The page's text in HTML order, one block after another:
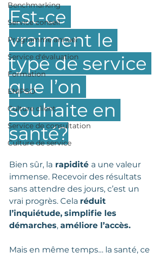
Benchmarking
Service conseil
Programme annuel
Service d'évaluation
Formation
ENIPSO
Culture client
Service de consultation
Culture de service
Est-ce
vraiment le
type de service
que l’on
souhaite en
santé?
Bien sûr, la rapidité a une valeur
immense. Recevoir des résultats
sans attendre des jours, c’est un
vrai progrès. Cela réduit
l’inquiétude, simplifie les
démarches, améliore l’accès.
Mais en même temps… la santé, ce